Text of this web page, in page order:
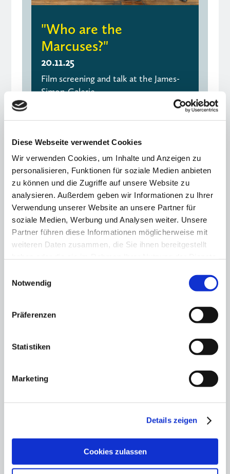
Diese Webseite verwendet Cookies
Wir verwenden Cookies, um Inhalte und Anzeigen zu
personalisieren, Funktionen für soziale Medien anbieten
zu können und die Zugriffe auf unsere Website zu
analysieren. Außerdem geben wir Informationen zu Ihrer
Verwendung unserer Website an unsere Partner für
soziale Medien, Werbung und Analysen weiter. Unsere
Partner führen diese Informationen möglicherweise mit
weiteren Daten zusammen, die Sie ihnen bereitgestellt
Notwendig
Präferenzen
Statistiken
Marketing
Details zeigen
Cookies zulassen
"Who are the
Marcuses?"
20.11.25
Film screening and talk at the James-
Simon-Galerie
Joint declaration
13.11.25